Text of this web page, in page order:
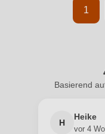
Seite
1
Basierend
H
Heike
vor 4